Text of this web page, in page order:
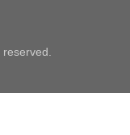
reserved.